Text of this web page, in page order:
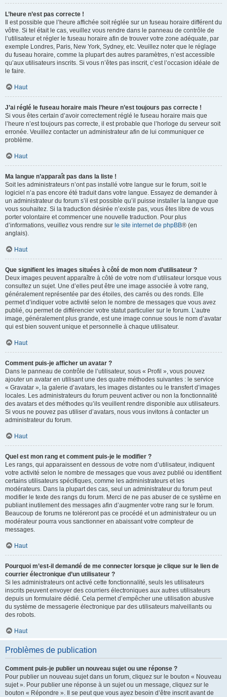
L’heure n’est pas correcte !
Il est possible que l’heure affichée soit réglée sur un fuseau horaire différent du
vôtre. Si tel était le cas, veuillez vous rendre dans le panneau de contrôle de
l’utilisateur et régler le fuseau horaire afin de trouver votre zone adéquate, par
exemple Londres, Paris, New York, Sydney, etc. Veuillez noter que le réglage
du fuseau horaire, comme la plupart des autres paramètres, n’est accessible
qu’aux utilisateurs inscrits. Si vous n’êtes pas inscrit, c’est l’occasion idéale de
le faire.
Haut
J’ai réglé le fuseau horaire mais l’heure n’est toujours pas correcte !
Si vous êtes certain d’avoir correctement réglé le fuseau horaire mais que
l’heure n’est toujours pas correcte, il est probable que l’horloge du serveur soit
erronée. Veuillez contacter un administrateur afin de lui communiquer ce
problème.
Haut
Ma langue n’apparaît pas dans la liste !
Soit les administrateurs n’ont pas installé votre langue sur le forum, soit le
logiciel n’a pas encore été traduit dans votre langue. Essayez de demander à
un administrateur du forum s’il est possible qu’il puisse installer la langue que
vous souhaitez. Si la traduction désirée n’existe pas, vous êtes libre de vous
porter volontaire et commencer une nouvelle traduction. Pour plus
d’informations, veuillez vous rendre sur le site internet de phpBB® (en
anglais).
Haut
Que signifient les images situées à côté de mon nom d’utilisateur ?
Deux images peuvent apparaître à côté de votre nom d’utilisateur lorsque vous
consultez un sujet. Une d’elles peut être une image associée à votre rang,
généralement représentée par des étoiles, des carrés ou des ronds. Elle
permet d’indiquer votre activité selon le nombre de messages que vous avez
publié, ou permet de différencier votre statut particulier sur le forum. L’autre
image, généralement plus grande, est une image connue sous le nom d’avatar
qui est bien souvent unique et personnelle à chaque utilisateur.
Haut
Comment puis-je afficher un avatar ?
Dans le panneau de contrôle de l’utilisateur, sous « Profil », vous pouvez
ajouter un avatar en utilisant une des quatre méthodes suivantes : le service
« Gravatar », la galerie d’avatars, les images distantes ou le transfert d’images
locales. Les administrateurs du forum peuvent activer ou non la fonctionnalité
des avatars et des méthodes qu’ils veuillent rendre disponible aux utilisateurs.
Si vous ne pouvez pas utiliser d’avatars, nous vous invitons à contacter un
administrateur du forum.
Haut
Quel est mon rang et comment puis-je le modifier ?
Les rangs, qui apparaissent en dessous de votre nom d’utilisateur, indiquent
votre activité selon le nombre de messages que vous avez publié ou identifient
certains utilisateurs spécifiques, comme les administrateurs et les
modérateurs. Dans la plupart des cas, seul un administrateur du forum peut
modifier le texte des rangs du forum. Merci de ne pas abuser de ce système en
publiant inutilement des messages afin d’augmenter votre rang sur le forum.
Beaucoup de forums ne toléreront pas ce procédé et un administrateur ou un
modérateur pourra vous sanctionner en abaissant votre compteur de
messages.
Haut
Pourquoi m’est-il demandé de me connecter lorsque je clique sur le lien de
courrier électronique d’un utilisateur ?
Si les administrateurs ont activé cette fonctionnalité, seuls les utilisateurs
inscrits peuvent envoyer des courriers électroniques aux autres utilisateurs
depuis un formulaire dédié. Cela permet d’empêcher une utilisation abusive
du système de messagerie électronique par des utilisateurs malveillants ou
des robots.
Haut
Problèmes de publication
Comment puis-je publier un nouveau sujet ou une réponse ?
Pour publier un nouveau sujet dans un forum, cliquez sur le bouton « Nouveau
sujet ». Pour publier une réponse à un sujet ou un message, cliquez sur le
bouton « Répondre ». Il se peut que vous ayez besoin d’être inscrit avant de